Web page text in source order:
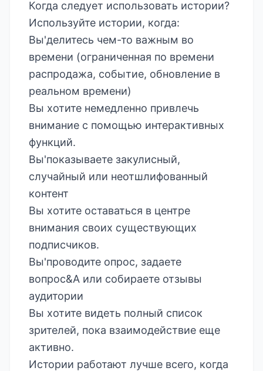
Когда следует использовать истории?
Используйте истории, когда:
Вы'делитесь чем-то важным во
времени (ограниченная по времени
распродажа, событие, обновление в
реальном времени)
Вы хотите немедленно привлечь
внимание с помощью интерактивных
функций.
Вы'показываете закулисный,
случайный или неотшлифованный
контент
Вы хотите оставаться в центре
внимания своих существующих
подписчиков.
Вы'проводите опрос, задаете
вопрос&A или собираете отзывы
аудитории
Вы хотите видеть полный список
зрителей, пока взаимодействие еще
активно.
Истории работают лучше всего, когда